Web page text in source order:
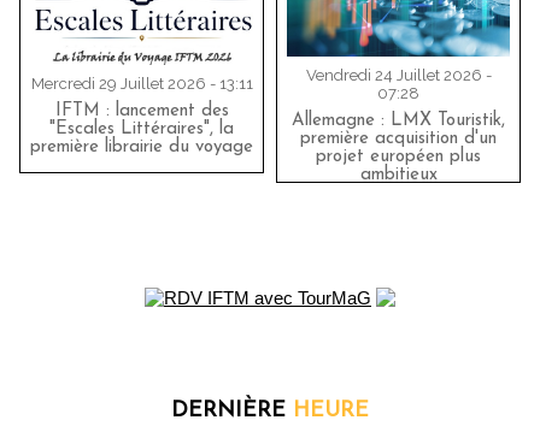
Mercredi 29 Juillet 2026 - 13:11
IFTM : lancement des
"Escales Littéraires", la
première librairie du voyage
Vendredi 24 Juillet 2026 -
07:28
Allemagne : LMX Touristik,
première acquisition d'un
projet européen plus
ambitieux
DERNIÈRE HEURE